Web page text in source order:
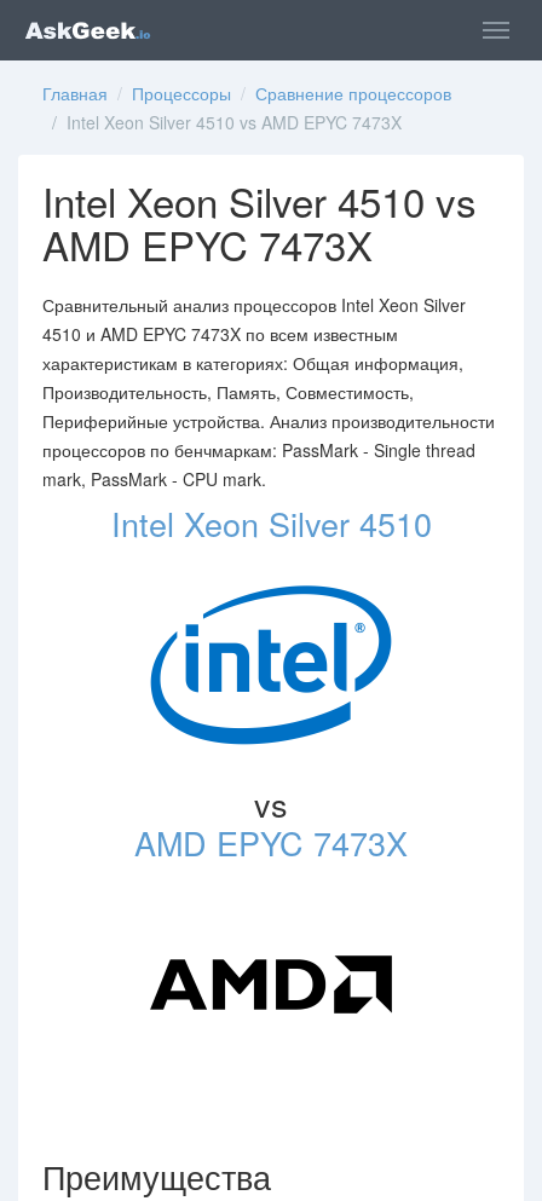
Главная / Процессоры / Сравнение процессоров
/ Intel Xeon Silver 4510 vs AMD EPYC 7473X
Intel Xeon Silver 4510 vs
AMD EPYC 7473X
Сравнительный анализ процессоров Intel Xeon Silver
4510 и AMD EPYC 7473X по всем известным
характеристикам в категориях: Общая информация,
Производительность, Память, Совместимость,
Периферийные устройства. Анализ производительности
процессоров по бенчмаркам: PassMark - Single thread
mark, PassMark - CPU mark.
Intel Xeon Silver 4510
vs
AMD EPYC 7473X
Преимущества